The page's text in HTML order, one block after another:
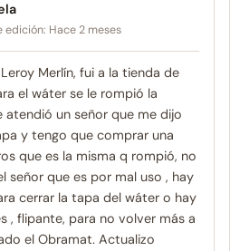
edición: Hace 2 meses
Merlín, fui a la tienda de
el wáter se le rompió la
un señor que me dijo
y tengo que comprar una
que es la misma q rompió, no
señor que es por mal uso , hay
cerrar la tapa del wáter o hay
, flipante, para no volver más a
el Obramat. Actualizo